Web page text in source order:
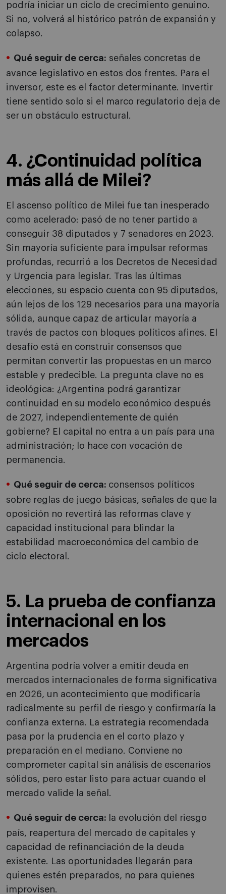
podría iniciar un ciclo de crecimiento genuino.
Si no, volverá al histórico patrón de expansión y
colapso.
Qué seguir de cerca: señales concretas de
avance legislativo en estos dos frentes. Para el
inversor, este es el factor determinante. Invertir
tiene sentido solo si el marco regulatorio deja de
ser un obstáculo estructural.
4. ¿Continuidad política
más allá de Milei?
El ascenso político de Milei fue tan inesperado
como acelerado: pasó de no tener partido a
conseguir 38 diputados y 7 senadores en 2023.
Sin mayoría suficiente para impulsar reformas
profundas, recurrió a los Decretos de Necesidad
y Urgencia para legislar. Tras las últimas
elecciones, su espacio cuenta con 95 diputados,
aún lejos de los 129 necesarios para una mayoría
sólida, aunque capaz de articular mayoría a
través de pactos con bloques políticos afines. El
desafío está en construir consensos que
permitan convertir las propuestas en un marco
estable y predecible. La pregunta clave no es
ideológica: ¿Argentina podrá garantizar
continuidad en su modelo económico después
de 2027, independientemente de quién
gobierne? El capital no entra a un país para una
administración; lo hace con vocación de
permanencia.
Qué seguir de cerca: consensos políticos
sobre reglas de juego básicas, señales de que la
oposición no revertirá las reformas clave y
capacidad institucional para blindar la
estabilidad macroeconómica del cambio de
ciclo electoral.
5. La prueba de confianza
internacional en los
mercados
Argentina podría volver a emitir deuda en
mercados internacionales de forma significativa
en 2026, un acontecimiento que modificaría
radicalmente su perfil de riesgo y confirmaría la
confianza externa. La estrategia recomendada
pasa por la prudencia en el corto plazo y
preparación en el mediano. Conviene no
comprometer capital sin análisis de escenarios
sólidos, pero estar listo para actuar cuando el
mercado valide la señal.
Qué seguir de cerca:
la evolución del riesgo
país, reapertura del mercado de capitales y
capacidad de refinanciación de la deuda
existente. Las oportunidades llegarán para
quienes estén preparados, no para quienes
improvisen.